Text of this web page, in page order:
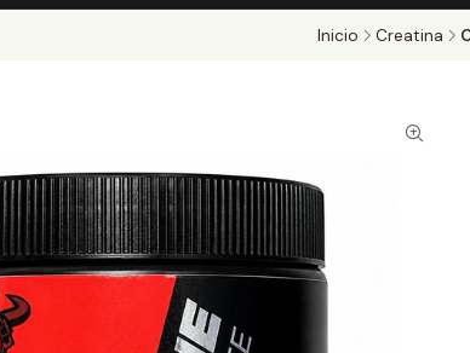
Inicio Creatina